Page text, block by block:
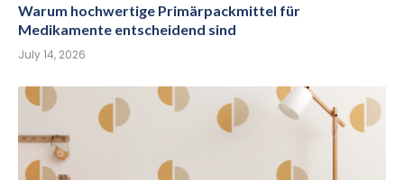
Warum hochwertige Primärpackmittel für
Medikamente entscheidend sind
July 14, 2026